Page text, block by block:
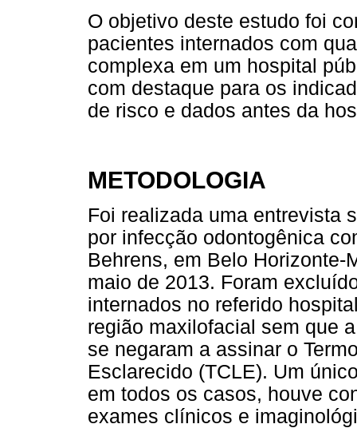
O objetivo deste estudo foi
pacientes internados com
complexa em um hospital
com destaque para os
de risco e dados antes da
METODOLOGIA
Foi realizada uma entrevista
por infecção odontogênica
Behrens, em Belo Horizonte-
maio de 2013. Foram
internados no referido
região maxilofacial sem que
se negaram a assinar o
Esclarecido (TCLE). Um
em todos os casos, houve
exames clínicos e